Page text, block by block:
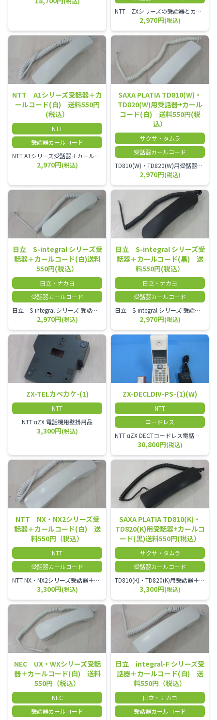
NTT ZXシリーズの受話器とカールコードセット／本商品は中古品となります。 写真では分かりにくいキズ・汚れなどの使用感があります。 経年変化で日焼けの色味が強くなる場合がございます。 予めご理解・ご了承頂きますようお願いいたします。
2,970円(税込)
NTT A1シリーズ受話器＋カ
ールコード(白) 送料550円
(税込）
NTT
受話器カールコード
NTT A1シリーズ受話器＋カールコード セット／本商品は中古品となります。 写真では分かりにくいキズ・汚れなどの使用感があります。 経年変化で日焼けの色味が強くなる場合がございます。 予めご理解・ご了承頂きますようお願いいたします。
2,970円(税込)
SAXA PLATIA TD810(W)・
TD820(W)用受話器+カール
コード(白) 送料550円(税
込）
サクサ・タムラ
受話器カールコード
TD810(W)・TD820(W)用受話器＋カールコード セット／本商品は中古品となります。 写真では分かりにくいキズ・汚れなどの使用感があります。 予めご理解・ご了承頂きますようお願いいたします。
2,970円(税込)
日立 S-integral シリーズ受
話器＋カールコード(白)送料
550円(税込）
日立・ナカヨ
受話器カールコード
日立 S-integral シリーズ 受話器＋カールコード セット（白）／本商品は中古品となります。 写真では分かりにくいキズ・汚れなどの使用感があります。 経年変化で日焼けの色味が強くなる場合がございます。 予めご理解・ご了承頂きますようお願いいたします。
2,970円(税込)
日立 S-integral シリーズ受
話器＋カールコード(黒) 送
料550円(税込）
日立・ナカヨ
受話器カールコード
日立 S-integral シリーズ 受話器＋カールコード セット（黒）／本商品は中古品となります。 写真では分かりにくいキズ・汚れなどの使用感があります。 経年変化で日焼けの色味が強くなる場合がございます。 予めご理解・ご了承頂きますようお願いいたします。
2,970円(税込)
ZX-TELカベカケ-(1)
NTT
NTT αZX 電話機用壁掛用品
3,300円(税込)
ZX-DECLDIV-PS-(1)(W)
NTT
コードレス
NTT αZX DECTコードレス電話機(ダイバーシティ方式)
30,800円(税込)
NTT NX・NX2シリーズ受
話器＋カールコード(白) 送
料550円（税込）
NTT
受話器カールコード
NTT NX・NX2シリーズ受話器＋カールコード
3,300円(税込)
SAXA PLATIA TD810(K)・
TD820(K)用受話器+カールコ
ード(黒)送料550円(税込）
サクサ・タムラ
受話器カールコード
TD810(K)・TD820(K)用受話器＋カールコード セット／本商品は中古品となります。 写真では分かりにくいキズ・汚れなどの使用感があります。 予めご理解・ご了承頂きますようお願いいたします。
3,300円(税込)
NEC UX・WXシリーズ受話
器＋カールコード(白) 送料
550円（税込）
NEC
受話器カールコード
日立 integral-F シリーズ受
話器＋カールコード(白) 送
料550円（税込）
日立・ナカヨ
受話器カールコード